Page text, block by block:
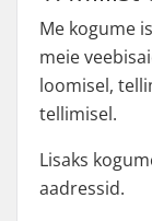
Me kogume
meie
loomisel,
tellimisel.
Lisaks
aadressid.